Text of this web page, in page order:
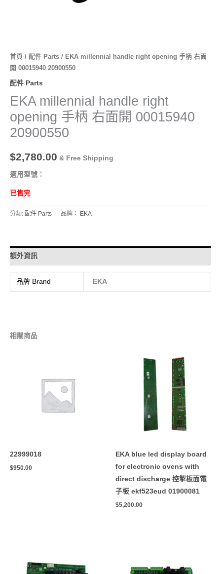
首頁 / 配件 Parts / EKA millennial handle right opening 手柄 右面
開 00015940 20900550
配件 Parts
EKA millennial handle right
opening 手柄 右面開 00015940
20900550
$2,780.00 & Free Shipping
適用型號：
已售完
分類: 配件 Parts 品牌： EKA
額外資訊
品牌 Brand EKA
相關商品
22999018
$950.00
EKA blue led display board
for electronic ovens with
direct discharge 控掣板面電
子板 ekf523eud 01900081
$5,200.00